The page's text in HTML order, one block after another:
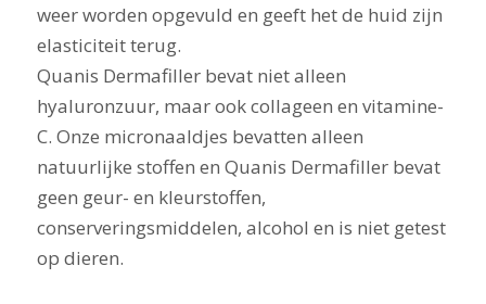
weer worden opgevuld en geeft het de huid zijn
elasticiteit terug.
Quanis Dermafiller bevat niet alleen
hyaluronzuur, maar ook collageen en vitamine-
C. Onze micronaaldjes bevatten alleen
natuurlijke stoffen en Quanis Dermafiller bevat
geen geur- en kleurstoffen,
conserveringsmiddelen, alcohol en is niet getest
op dieren.